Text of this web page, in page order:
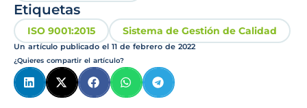
Etiquetas
ISO 9001:2015 Sistema de Gestión de Calidad
Un artículo publicado el 11 de febrero de 2022
¿Quieres compartir el artículo?